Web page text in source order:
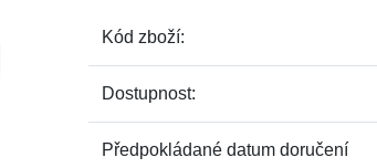
Kód zboží:
Dostupnost:
Předpokládané datum doručení